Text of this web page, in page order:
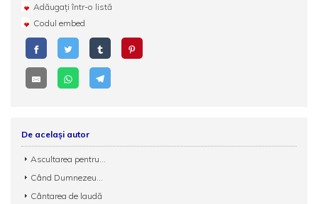
Adăugați într-o listă
Codul embed
De același autor
Ascultarea pentru...
Când Dumnezeu...
Cântarea de laudă